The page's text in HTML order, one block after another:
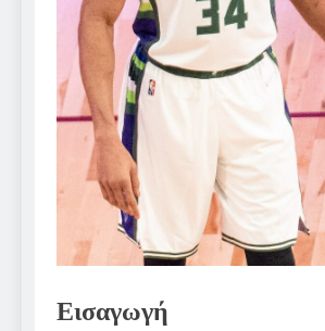
Εισαγωγή